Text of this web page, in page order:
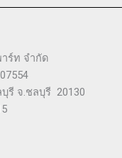
ร์ท จำกัด
รี จ.ชลบุรี 20130